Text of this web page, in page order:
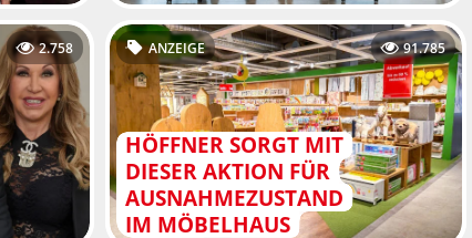
2.758
HÖFFNER SORGT MIT
DIESER AKTION FÜR
AUSNAHMEZUSTAND
IM MÖBELHAUS
ANZEIGE 91.785